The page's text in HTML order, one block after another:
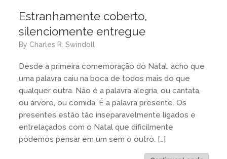
Estranhamente coberto,
silenciomente entregue
by Charles R. Swindoll
Desde a primeira comemoração do Natal, acho que
uma palavra caiu na boca de todos mais do que
qualquer outra. Não é a palavra alegria, ou cantata,
ou árvore, ou comida. É a palavra presente. Os
presentes estão tão inseparavelmente ligados e
entrelaçados com o Natal que dificilmente
podemos pensar em um sem o outro. […]